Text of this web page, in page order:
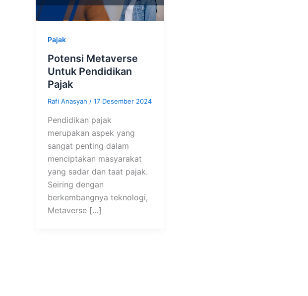
Pajak
Potensi Metaverse
Untuk Pendidikan
Pajak
Rafi Anasyah / 17 Desember 2024
Pendidikan pajak
merupakan aspek yang
sangat penting dalam
menciptakan masyarakat
yang sadar dan taat pajak.
Seiring dengan
berkembangnya teknologi,
Metaverse […]